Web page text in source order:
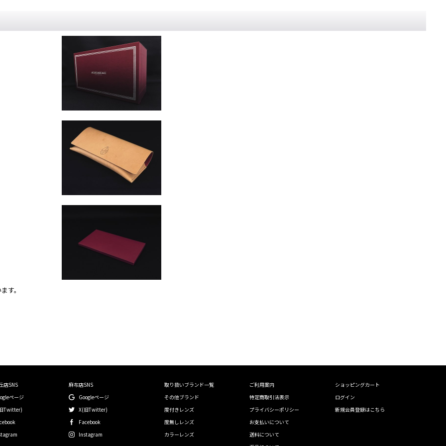
す。
店SNS
ページ
Twitter)
麻布店SNS
Googleページ
X(旧Twitter)
Facebook
Instagram
取り扱いブランド一覧
その他ブランド
度付きレンズ
度無しレンズ
カラーレンズ
ご利用案内
特定商取引法表示
プライバシーポリシー
お支払いについて
送料について
ショッピングカート
ログイン
新規会員登録はこちら